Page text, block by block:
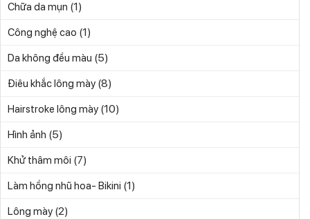
Chữa da mụn (1)
Công nghệ cao (1)
Da không đều màu (5)
Điêu khắc lông mày (8)
Hairstroke lông mày (10)
Hình ảnh (5)
Khử thâm môi (7)
Làm hồng nhũ hoa- Bikini (1)
Lông mày (2)